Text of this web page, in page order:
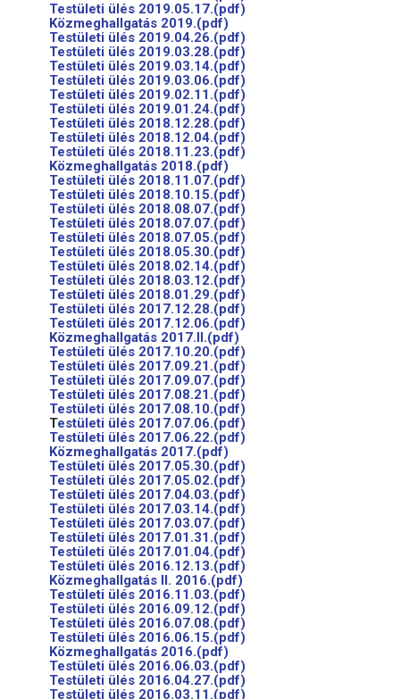
Testületi ülés 2019.05.17.(pdf)
Közmeghallgatás 2019.(pdf)
Testületi ülés 2019.04.26.(pdf)
Testületi ülés 2019.03.28.(pdf)
Testületi ülés 2019.03.14.(pdf)
Testületi ülés 2019.03.06.(pdf)
Testületi ülés 2019.02.11.(pdf)
Testületi ülés 2019.01.24.(pdf)
Testületi ülés 2018.12.28.(pdf)
Testületi ülés 2018.12.04.(pdf)
Testületi ülés 2018.11.23.(pdf)
Közmeghallgatás 2018.(pdf)
Testületi ülés 2018.11.07.(pdf)
Testületi ülés 2018.10.15.(pdf)
Testületi ülés 2018.08.07.(pdf)
Testületi ülés 2018.07.07.(pdf)
Testületi ülés 2018.07.05.(pdf)
Testületi ülés 2018.05.30.(pdf)
Testületi ülés 2018.02.14.(pdf)
Testületi ülés 2018.03.12.(pdf)
Testületi ülés 2018.01.29.(pdf)
Testületi ülés 2017.12.28.(pdf)
Testületi ülés 2017.12.06.(pdf)
Közmeghallgatás 2017.II.(pdf)
Testületi ülés 2017.10.20.(pdf)
Testületi ülés 2017.09.21.(pdf)
Testületi ülés 2017.09.07.(pdf)
Testületi ülés 2017.08.21.(pdf)
Testületi ülés 2017.08.10.(pdf)
Testületi ülés 2017.07.06.(pdf)
Testületi ülés 2017.06.22.(pdf)
Közmeghallgatás 2017.(pdf)
Testületi ülés 2017.05.30.(pdf)
Testületi ülés 2017.05.02.(pdf)
Testületi ülés 2017.04.03.(pdf)
Testületi ülés 2017.03.14.(pdf)
Testületi ülés 2017.03.07.(pdf)
Testületi ülés 2017.01.31.(pdf)
Testületi ülés 2017.01.04.(pdf)
Testületi ülés 2016.12.13.(pdf)
Közmeghallgatás II. 2016.(pdf)
Testületi ülés 2016.11.03.(pdf)
Testületi ülés 2016.09.12.(pdf)
Testületi ülés 2016.07.08.(pdf)
Testületi ülés 2016.06.15.(pdf)
Közmeghallgatás 2016.(pdf)
Testületi ülés 2016.06.03.(pdf)
Testületi ülés 2016.04.27.(pdf)
Testületi ülés 2016.03.11.(pdf)